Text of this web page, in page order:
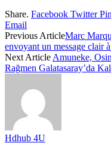
Share. Facebook Twitter
Email
Previous ArticleMarc
envoyant un message clair
Next Article Amuneke,
Rağmen Galatasaray’da
Hdhub 4U